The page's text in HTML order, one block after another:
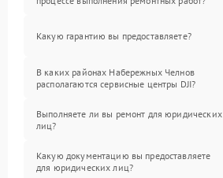
Какую гарантию вы предоставляете?
В каких районах Набережных Челнов
располагаются сервисные центры DJI?
Выполняете ли вы ремонт для юридических
лиц?
Какую документацию вы предоставляете
для юридических лиц?